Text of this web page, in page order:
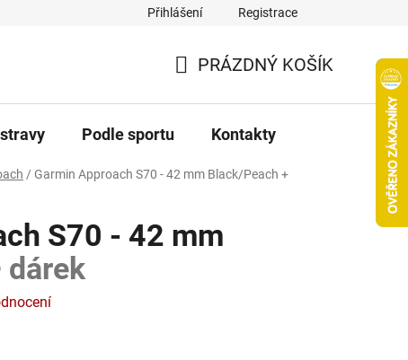
Přihlášení Registrace
KOŠÍK
PRÁZDNÝ KOŠÍK
Podle sportu Kontakty
/ Garmin Approach S70 - 42 mm Black/Peach +
S70 - 42 mm
dárek